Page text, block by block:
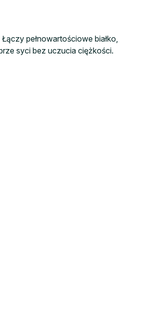
pełnowartościowe białko,
syci bez uczucia ciężkości.